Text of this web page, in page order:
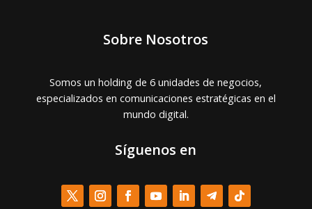
Sobre Nosotros
Somos un holding de 6 unidades de negocios,
especializados en comunicaciones estratégicas en el
mundo digital.
Síguenos en